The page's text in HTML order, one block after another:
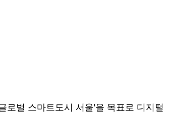
로벌 스마트도시 서울'을 목표로 디지털